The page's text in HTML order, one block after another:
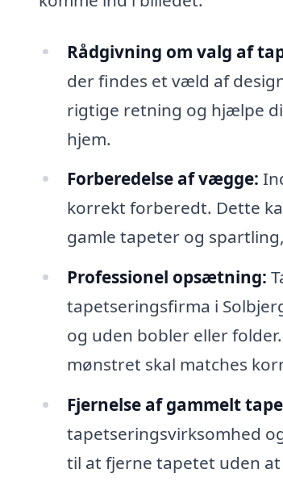
Rådgivning om valg af
der findes et væld af
rigtige retning og hjælpe
hjem.
Forberedelse af vægge:
korrekt forberedt. Dette
gamle tapeter og
Professionel opsætning:
tapetseringsfirma i
og uden bobler eller
mønstret skal matches
Fjernelse af gammelt
tapetseringsvirksomhed
til at fjerne tapetet uden